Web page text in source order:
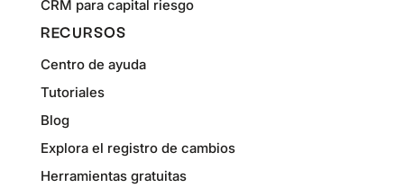
CRM para capital riesgo
RECURSOS
Centro de ayuda
Tutoriales
Blog
Explora el registro de cambios
Herramientas gratuitas